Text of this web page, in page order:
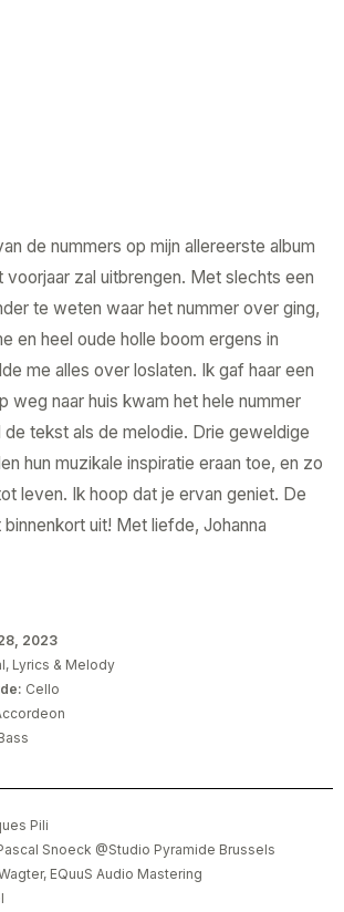
de nummers op mijn allereerste album
voorjaar zal uitbrengen. Met slechts een
te weten waar het nummer over ging,
en heel oude holle boom ergens in
me alles over loslaten. Ik gaf haar een
weg naar huis kwam het hele nummer
tekst als de melodie. Drie geweldige
hun muzikale inspiratie eraan toe, en zo
leven. Ik hoop dat je ervan geniet. De
uit! Met liefde, Johanna
2023
Lyrics & Melody
Cello
Pili
Snoeck @Studio Pyramide Brussels
EQuuS Audio Mastering